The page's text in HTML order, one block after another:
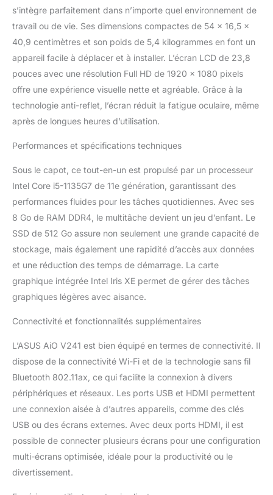
système de haut-
parleurs bass-reflex pour
une excellente
expérience de
divertissement
Excellentes
processeur Intel Core i5-
1135G7 et SSD PCIE de
512 Go Support intégré
d'une seule pièce
pour profiter d'une
stabilité totale Idéal pour
les besoins
sans effort et avec un
multitâche encore plus
fluide, que vous
souhaitiez surfer sur le
ou simplement lire des e-
mails
s’intègre parfaitement dans n’importe quel environnement de
travail ou de vie. Ses dimensions compactes de 54 x 16,5 x
40,9 centimètres et son poids de 5,4 kilogrammes en font un
appareil facile à déplacer et à installer. L’écran LCD de 23,8
pouces avec une résolution Full HD de 1920 x 1080 pixels
offre une expérience visuelle nette et agréable. Grâce à la
technologie anti-reflet, l’écran réduit la fatigue oculaire, même
après de longues heures d’utilisation.
Performances et spécifications techniques
Sous le capot, ce tout-en-un est propulsé par un processeur
Intel Core i5-1135G7 de 11e génération, garantissant des
performances fluides pour les tâches quotidiennes. Avec ses
8 Go de RAM DDR4, le multitâche devient un jeu d’enfant. Le
SSD de 512 Go assure non seulement une grande capacité de
stockage, mais également une rapidité d’accès aux données
et une réduction des temps de démarrage. La carte
graphique intégrée Intel Iris XE permet de gérer des tâches
graphiques légères avec aisance.
Connectivité et fonctionnalités supplémentaires
L’ASUS AiO V241 est bien équipé en termes de connectivité. Il
dispose de la connectivité Wi-Fi et de la technologie sans fil
Bluetooth 802.11ax, ce qui facilite la connexion à divers
périphériques et réseaux. Les ports USB et HDMI permettent
une connexion aisée à d’autres appareils, comme des clés
USB ou des écrans externes. Avec deux ports HDMI, il est
possible de connecter plusieurs écrans pour une configuration
multi-écrans optimisée, idéale pour la productivité ou le
divertissement.